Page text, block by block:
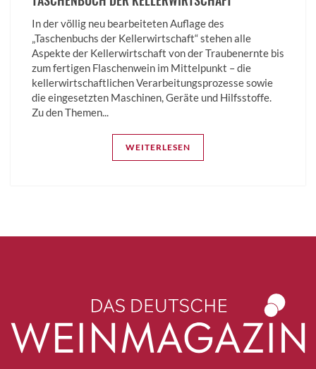
In der völlig neu bearbeiteten Auflage des
„Taschenbuchs der Kellerwirtschaft“ stehen alle
Aspekte der Kellerwirtschaft von der Traubenernte bis
zum fertigen Flaschenwein im Mittelpunkt – die
kellerwirtschaftlichen Verarbeitungsprozesse sowie
die eingesetzten Maschinen, Geräte und Hilfsstoffe.
Zu den Themen...
WEITERLESEN